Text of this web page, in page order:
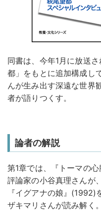
同書は、今年1月に放送
都」をもとに追加構成し
んが生み出す深遠な世界
者が語りつくす。
論者の解説
第1章では、『トーマの
評論家の小谷真理さんが
『イグアナの娘』
ザキマリさんが読み解く。